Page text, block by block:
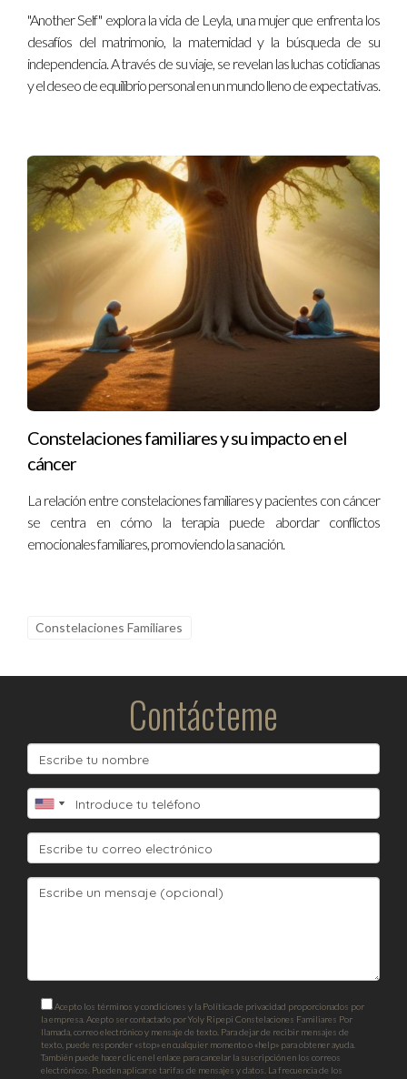
"Another Self" explora la vida de Leyla, una mujer que enfrenta los
desafíos del matrimonio, la maternidad y la búsqueda de su
independencia. A través de su viaje, se revelan las luchas cotidianas
y el deseo de equilibrio personal en un mundo lleno de expectativas.
Constelaciones familiares y su impacto en el
cáncer
La relación entre constelaciones familiares y pacientes con cáncer
se centra en cómo la terapia puede abordar conflictos
emocionales familiares, promoviendo la sanación.
Constelaciones Familiares
Contácteme
Acepto los términos y condiciones y la Política de privacidad proporcionados por
la empresa. Acepto ser contactado por Yoly Ripepi Constelaciones Familiares Por
llamada, correo electrónico y mensaje de texto. Para dejar de recibir mensajes de
texto, puede responder «stop» en cualquier momento o «help» para obtener ayuda.
También puede hacer clic en el enlace para cancelar la suscripción en los correos
electrónicos. Pueden aplicarse tarifas de mensajes y datos. La frecuencia de los